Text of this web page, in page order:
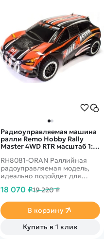
Радиоуправляемая машина
ралли Remo Hobby Rally
Master 4WD RTR масштаб 1:8
RH8081-ORAN Раллийная
радоуправляемая модель,
идеально подойдет для
профессионалов.&nbsp;
сдвоенные тяги с
интегрированным
сервосейвером. Мотор
влагозащищен&nbsp;
18 070 ₽19 220 ₽
В корзину
Купить в 1 клик